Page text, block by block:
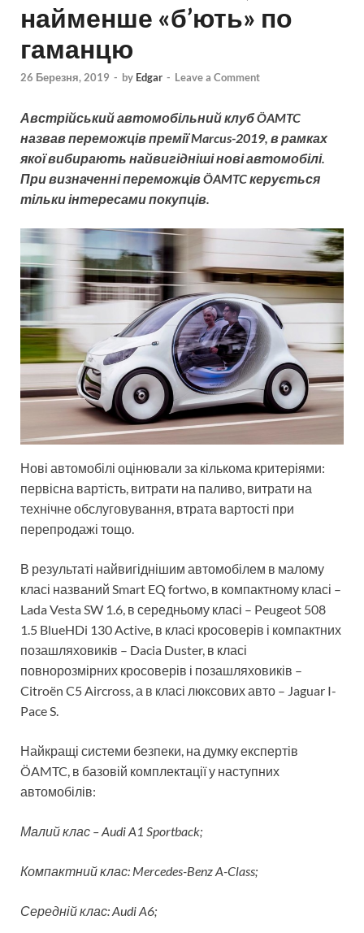
найменше «б’ють» по
гаманцю
26 Березня, 2019 - by Edgar - Leave a Comment
Австрійський автомобільний клуб ÖAMTC
назвав переможців премії Marcus-2019, в рамках
якої вибирають найвигідніші нові автомобілі.
При визначенні переможців ÖAMTC керується
тільки інтересами покупців.
Нові автомобілі оцінювали за кількома критеріями:
первісна вартість, витрати на паливо, витрати на
технічне обслуговування, втрата вартості при
перепродажі тощо.
В результаті найвигіднішим автомобілем в малому
класі названий Smart EQ fortwo, в компактному класі –
Lada Vesta SW 1.6, в середньому класі – Peugeot 508
1.5 BlueHDi 130 Active, в класі кросоверів і компактних
позашляховиків – Dacia Duster, в класі
повнорозмірних кросоверів і позашляховиків –
Citroën C5 Aircross, а в класі люксових авто – Jaguar I-
Pace S.
Найкращі системи безпеки, на думку експертів
ÖAMTC, в базовій комплектації у наступних
автомобілів:
Малий клас – Audi A1 Sportback;
Компактний клас: Mercedes-Benz A-Class;
Середній клас: Audi A6;